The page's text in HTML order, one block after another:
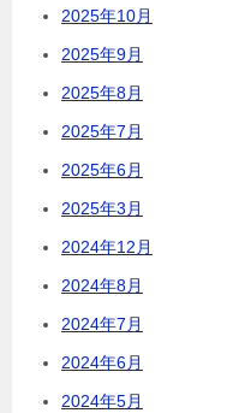
2025年10月
2025年9月
2025年8月
2025年7月
2025年6月
2025年3月
2024年12月
2024年8月
2024年7月
2024年6月
2024年5月